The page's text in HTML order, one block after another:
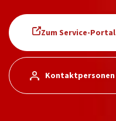
Zum Service-Portal
Kontaktpersonen